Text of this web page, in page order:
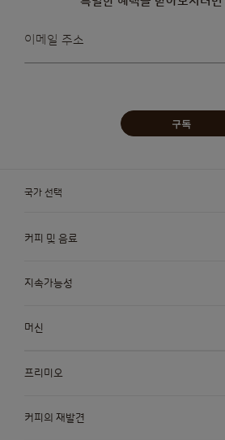
뉴스레터를
받아보겠습니다:
이메일 주소
구독
국가 선택
커피 및 음료
지속가능성
머신
프리미오
커피의 재발견